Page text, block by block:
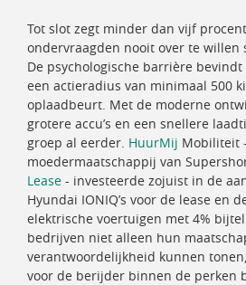
Tot slot zegt minder dan vijf
ondervraagden nooit over te willen
De psychologische barrière
een actieradius van minimaal 500
oplaadbeurt. Met de moderne
grotere accu’s en een snellere
groep al eerder. HuurMij Mobiliteit
moedermaatschappij van
Lease - investeerde zojuist in de
Hyundai IONIQ’s voor de lease en
elektrische voertuigen met 4%
bedrijven niet alleen hun
verantwoordelijkheid kunnen
voor de berijder binnen de perken